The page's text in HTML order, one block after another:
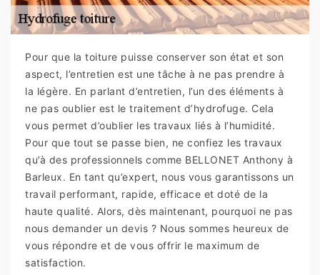
Pour que la toiture puisse conserver son état et son
aspect, l’entretien est une tâche à ne pas prendre à
la légère. En parlant d’entretien, l’un des éléments à
ne pas oublier est le traitement d’hydrofuge. Cela
vous permet d’oublier les travaux liés à l’humidité.
Pour que tout se passe bien, ne confiez les travaux
qu’à des professionnels comme BELLONET Anthony à
Barleux. En tant qu’expert, nous vous garantissons un
travail performant, rapide, efficace et doté de la
haute qualité. Alors, dès maintenant, pourquoi ne pas
nous demander un devis ? Nous sommes heureux de
vous répondre et de vous offrir le maximum de
satisfaction.